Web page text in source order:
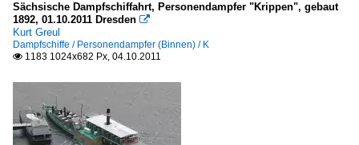
Sächsische Dampfschiffahrt, Personendampfer "Krippen", gebaut
1892, 01.10.2011 Dresden 
Kurt Greul
Dampfschiffe / Personendampfer (Binnen) / K
 1183 1024x682 Px, 04.10.2011